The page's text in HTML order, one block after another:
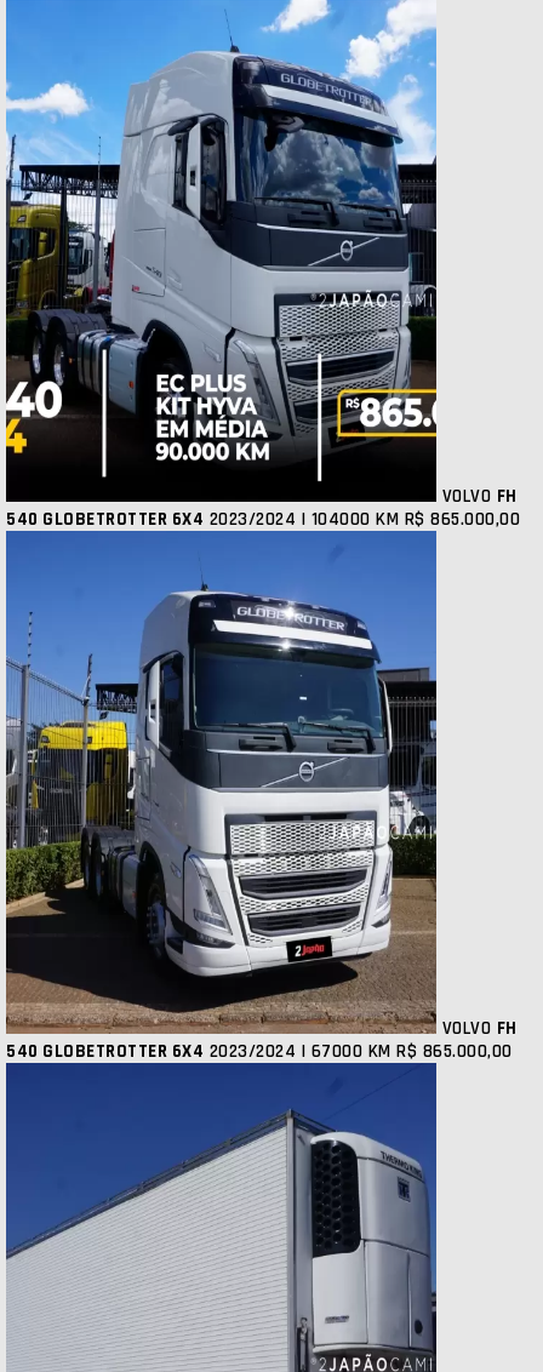
VOLVO FH
540 GLOBETROTTER 6X4 2023/2024 | 104000 KM R$ 865.000,00
VOLVO FH
540 GLOBETROTTER 6X4 2023/2024 | 67000 KM R$ 865.000,00